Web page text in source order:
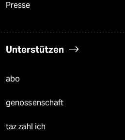
Presse
Unterstützen
abo
genossenschaft
taz zahl ich